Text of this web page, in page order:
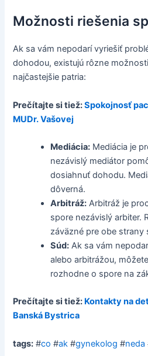
Možnosti riešenia
Ak sa vám nepodarí vyriešiť
dohodou, existujú rôzne
najčastejšie patria:
Prečítajte si tiež:Spokojnosť
MUDr. Vašovej
Mediácia: Mediácia je
nezávislý mediátor
dosiahnuť dohodu.
dôverná.
Arbitráž: Arbitráž je
spore nezávislý arbiter.
záväzné pre obe strany
Súd: Ak sa vám
alebo arbitrážou,
rozhodne o spore na
Prečítajte si tiež: Kontakty na
Banská Bystrica
tags: #co #ak #gynekolog #neda